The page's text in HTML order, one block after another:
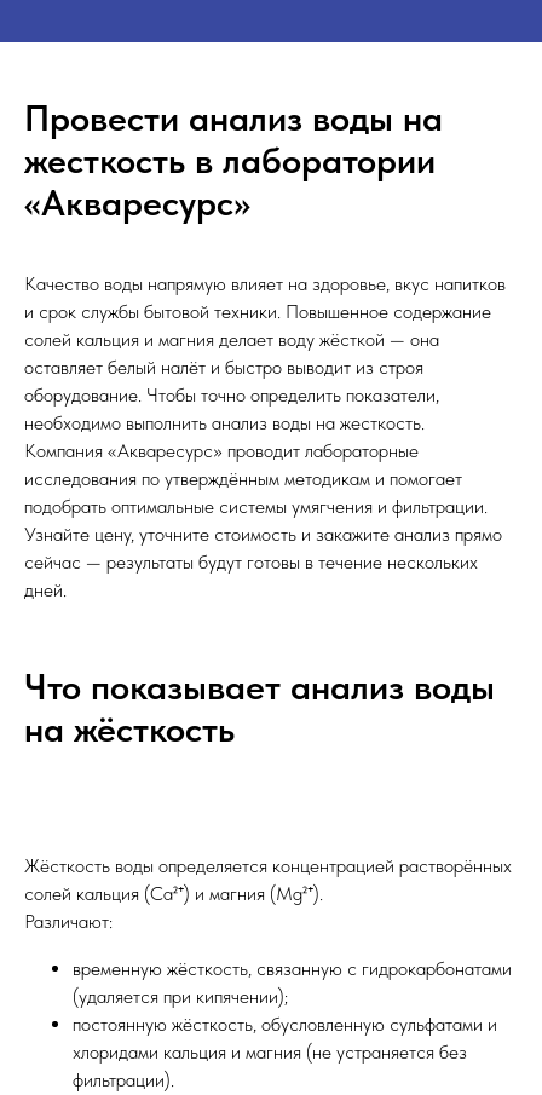
Провести анализ воды на
жесткость в лаборатории
«Акваресурс»
Качество воды напрямую влияет на здоровье, вкус напитков
и срок службы бытовой техники. Повышенное содержание
солей кальция и магния делает воду жёсткой — она
оставляет белый налёт и быстро выводит из строя
оборудование. Чтобы точно определить показатели,
необходимо выполнить анализ воды на жесткость.
Компания «Акваресурс» проводит лабораторные
исследования по утверждённым методикам и помогает
подобрать оптимальные системы умягчения и фильтрации.
Узнайте цену, уточните стоимость и закажите анализ прямо
сейчас — результаты будут готовы в течение нескольких
дней.
Что показывает анализ воды
на жёсткость
Жёсткость воды определяется концентрацией растворённых
солей кальция (Ca²⁺) и магния (Mg²⁺).
Различают:
временную жёсткость, связанную с гидрокарбонатами
(удаляется при кипячении);
постоянную жёсткость, обусловленную сульфатами и
хлоридами кальция и магния (не устраняется без
фильтрации).